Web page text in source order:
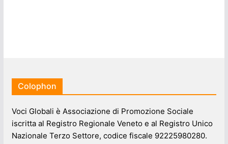
Colophon
Voci Globali è Associazione di Promozione Sociale
iscritta al Registro Regionale Veneto e al Registro Unico
Nazionale Terzo Settore, codice fiscale 92225980280.